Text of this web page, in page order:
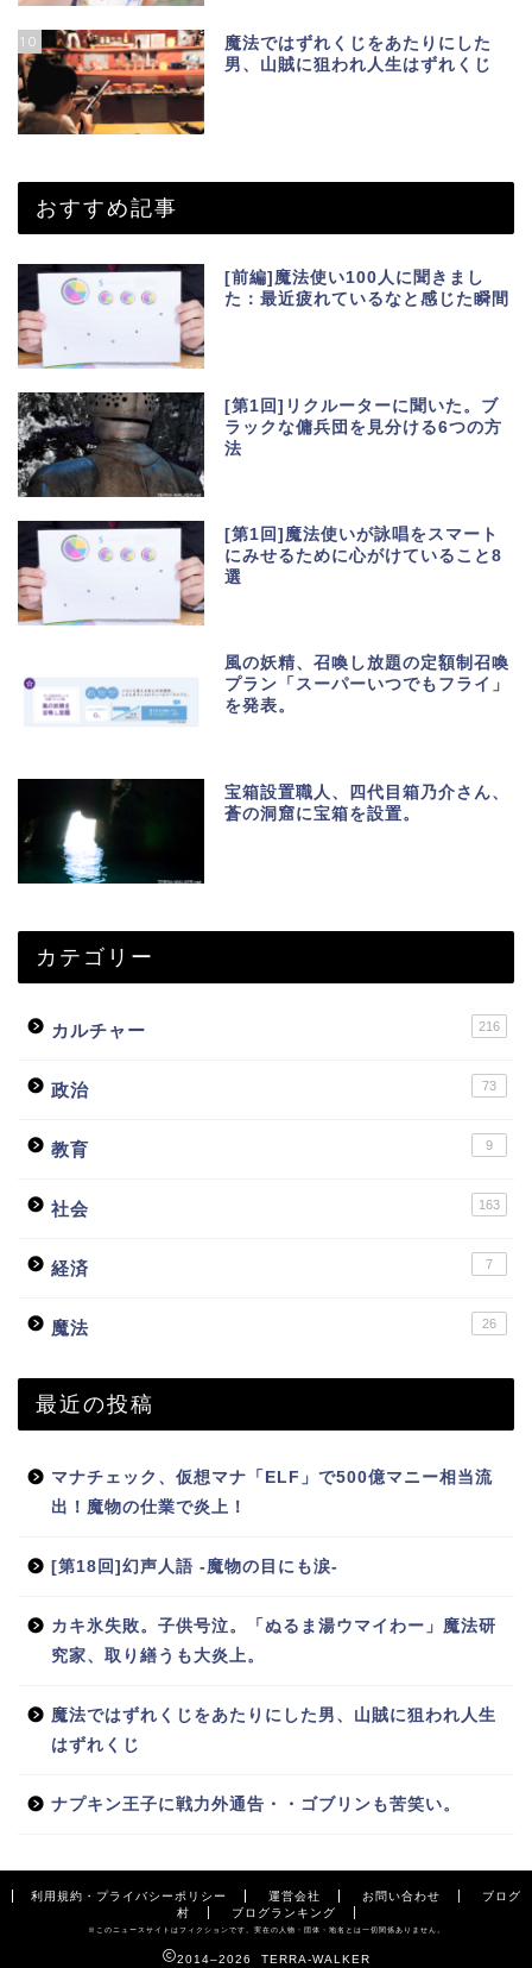
10
魔法ではずれくじをあたりにした
男、山賊に狙われ人生はずれくじ
おすすめ記事
[前編]魔法使い100人に聞きまし
た：最近疲れているなと感じた瞬間
[第1回]リクルーターに聞いた。ブ
ラックな傭兵団を見分ける6つの方
法
[第1回]魔法使いが詠唱をスマート
にみせるために心がけていること8
選
風の妖精、召喚し放題の定額制召喚
プラン「スーパーいつでもフライ」
を発表。
宝箱設置職人、四代目箱乃介さん、
蒼の洞窟に宝箱を設置。
カテゴリー
カルチャー 216
政治 73
教育 9
社会 163
経済 7
魔法 26
最近の投稿
マナチェック、仮想マナ「ELF」で500億マニー相当流
出！魔物の仕業で炎上！
[第18回]幻声人語 -魔物の目にも涙-
カキ氷失敗。子供号泣。「ぬるま湯ウマイわー」魔法研
究家、取り繕うも大炎上。
魔法ではずれくじをあたりにした男、山賊に狙われ人生
はずれくじ
ナプキン王子に戦力外通告・・ゴブリンも苦笑い。
利用規約・プライバシーポリシー 運営会社 お問い合わせ
ブログ
村
ブログランキング
※このニュースサイトはフィクションです。実在の人物・団体・地名とは一切関係ありません。
2014–2026 TERRA-WALKER